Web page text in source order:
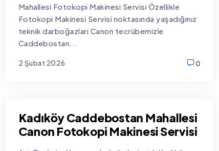
Mahallesi Fotokopi Makinesi Servisi Özellikle
Fotokopi Makinesi Servisi noktasında yaşadığınız
teknik darboğazları Canon tecrübemizle
Caddebostan...
2 Şubat 2026
0
Kadıköy Caddebostan Mahallesi
Canon Fotokopi Makinesi Servisi